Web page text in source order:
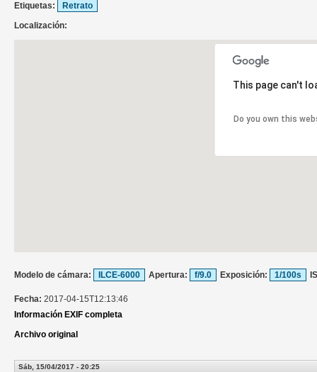
Etiquetas:
Retrato
Localización:
This page can't
Do you own this
Modelo de cámara: ILCE-6000 Apertura: f/9.0 Exposición: 1/100s
Fecha: 2017-04-15T12:13:46
Información EXIF completa
Archivo original
Sáb, 15/04/2017 - 20:25